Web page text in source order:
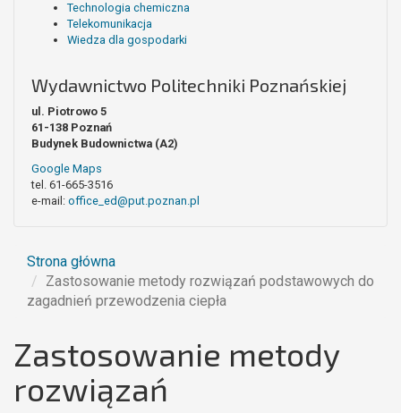
Technologia chemiczna
Telekomunikacja
Wiedza dla gospodarki
Wydawnictwo Politechniki Poznańskiej
ul. Piotrowo 5
61-138 Poznań
Budynek Budownictwa (A2)
Google Maps
tel. 61-665-3516
e-mail: office_ed@put.poznan.pl
Strona główna
Zastosowanie metody rozwiązań podstawowych do
zagadnień przewodzenia ciepła
Zastosowanie metody
rozwiązań